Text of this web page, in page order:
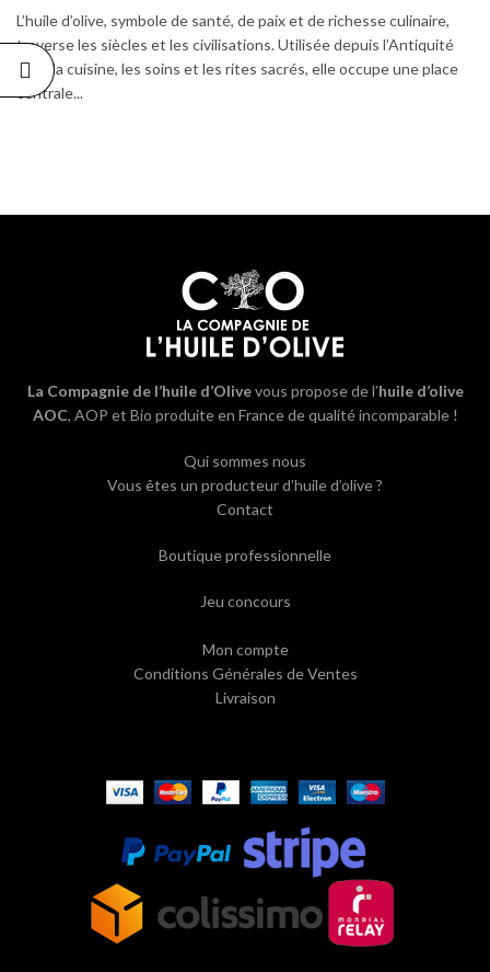
L’huile d’olive, symbole de santé, de paix et de richesse culinaire,
traverse les siècles et les civilisations. Utilisée depuis l’Antiquité
dans la cuisine, les soins et les rites sacrés, elle occupe une place
centrale...
La Compagnie de l’huile d’Olivevous propose de l’huile d’olive
AOC, AOP et Bio produite en France de qualité incomparable !
Qui sommes nous
Vous êtes un producteur d’huile d’olive ?
Contact
Boutique professionnelle
Jeu concours
Mon compte
Conditions Générales de Ventes
Livraison